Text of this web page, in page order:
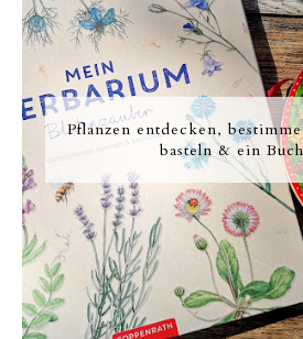
Pflanzen entdecken,
basteln & ein